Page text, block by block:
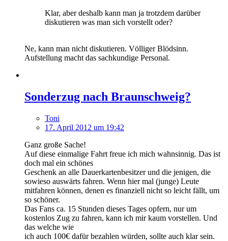
Klar, aber deshalb kann man ja trotzdem darüber
diskutieren was man sich vorstellt oder?
Ne, kann man nicht diskutieren. Völliger Blödsinn.
Aufstellung macht das sachkundige Personal.
Sonderzug nach Braunschweig?
Toni
17. April 2012 um 19:42
Ganz große Sache!
Auf diese einmalige Fahrt freue ich mich wahnsinnig. Das ist
doch mal ein schönes
Geschenk an alle Dauerkartenbesitzer und die jenigen, die
sowieso auswärts fahren. Wenn hier mal (junge) Leute
mitfahren können, denen es finanziell nicht so leicht fällt, um
so schöner.
Das Fans ca. 15 Stunden dieses Tages opfern, nur um
kostenlos Zug zu fahren, kann ich mir kaum vorstellen. Und
das welche wie
ich auch 100€ dafür bezahlen würden, sollte auch klar sein.